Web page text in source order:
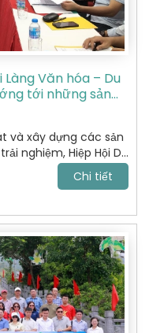
Văn hóa – Du
tới những sản
và xây dựng các sản
nghiệm, Hiệp Hội Du
trình khảo sát thực
tộc Việt Nam do
Chi tiết